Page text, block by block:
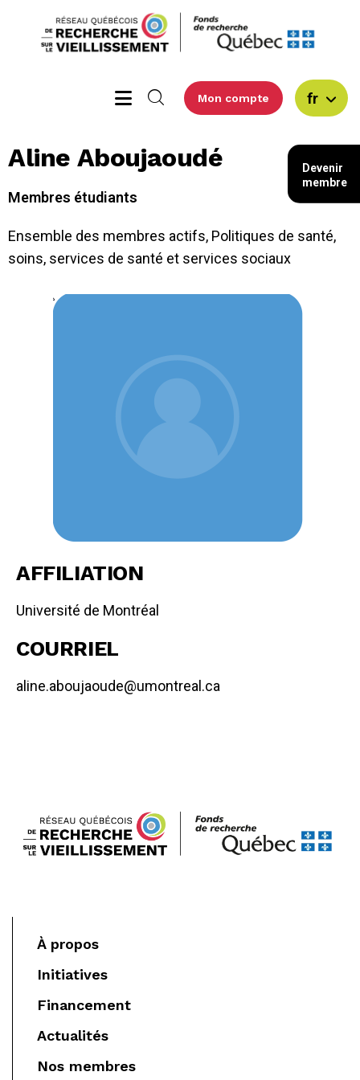
Mon compte fr
Aline Aboujaoudé
Membres étudiants
Ensemble des membres actifs, Politiques de santé,
soins, services de santé et services sociaux
AFFILIATION
Université de Montréal
COURRIEL
aline.aboujaoude@umontreal.ca
À propos
Initiatives
Financement
Actualités
Nos membres
Devenir
membre